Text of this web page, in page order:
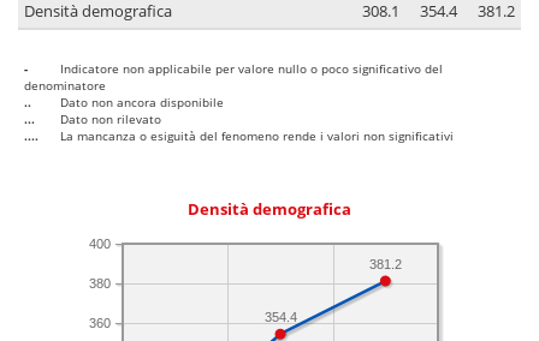
Densità demografica 308.1 354.4 381.2
-
Indicatore non applicabile per valore nullo o poco significativo del
denominatore
..
Dato non ancora disponibile
...
Dato non rilevato
....
La mancanza o esiguità del fenomeno rende i valori non significativi
Densità demografica
360
380
400
381.2
354.4